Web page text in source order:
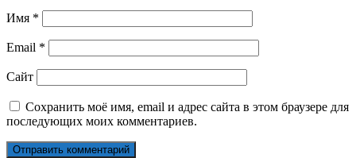
Имя *
Email *
Сайт
Сохранить моё имя, email и адрес сайта в этом браузере для
последующих моих комментариев.